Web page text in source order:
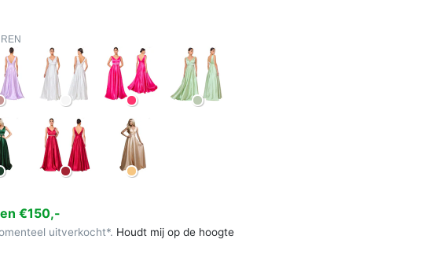
€150,-
uitverkocht*. Houdt mij op de hoogte